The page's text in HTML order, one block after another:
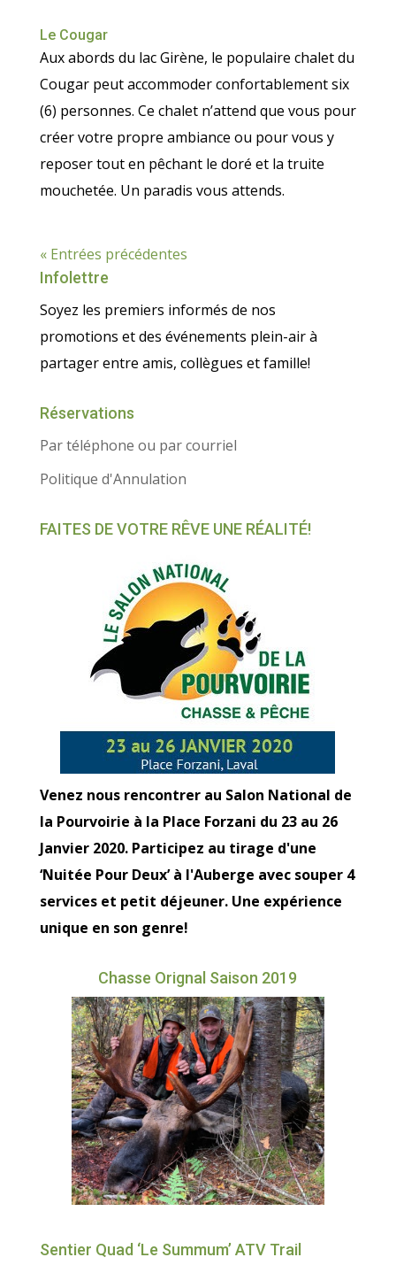
Le Cougar
Aux abords du lac Girène, le populaire chalet du
Cougar peut accommoder confortablement six
(6) personnes. Ce chalet n’attend que vous pour
créer votre propre ambiance ou pour vous y
reposer tout en pêchant le doré et la truite
mouchetée. Un paradis vous attends.
« Entrées précédentes
Infolettre
Soyez les premiers informés de nos
promotions et des événements plein-air à
partager entre amis, collègues et famille!
Réservations
Par téléphone ou par courriel
Politique d'Annulation
FAITES DE VOTRE RÊVE UNE RÉALITÉ!
Venez nous rencontrer au Salon National de
la Pourvoirie à la Place Forzani du 23 au 26
Janvier 2020. Participez au tirage d'une
‘Nuitée Pour Deux’ à l'Auberge avec souper 4
services et petit déjeuner. Une expérience
unique en son genre!
Chasse Orignal Saison 2019
Sentier Quad ‘Le Summum’ ATV Trail